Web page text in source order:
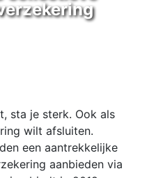
sta je sterk. Ook als
wilt afsluiten.
een aantrekkelijke
aanbieden via